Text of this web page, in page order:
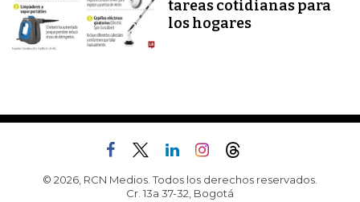
tareas cotidianas para
los hogares
© 2026, RCN Medios. Todos los derechos reservados.
Cr. 13a 37-32, Bogotá